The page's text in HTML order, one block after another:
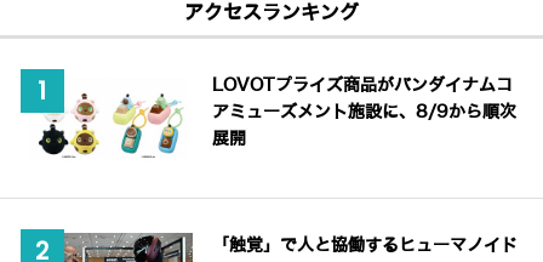
アクセスランキング
LOVOTプライズ商品がバンダイナムコ
アミューズメント施設に、8/9から順次
展開
「触覚」で人と協働するヒューマノイド